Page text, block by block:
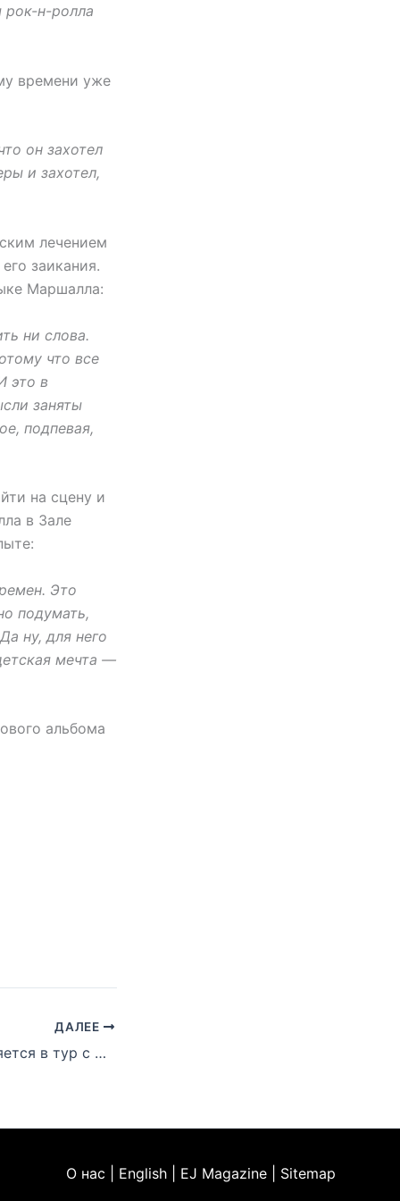
рок-н-ролла
времени уже
он захотел
и захотел,
лечением
заикания.
Маршалла:
ни слова.
что все
это в
заняты
подпевая,
на сцену и
в Зале
Это
подумать,
ну, для него
мечта —
альбома
ДАЛЕЕ
50 Cent отправляется в тур с Бастой Раймсом
О нас | English | EJ Magazine | Sitemap